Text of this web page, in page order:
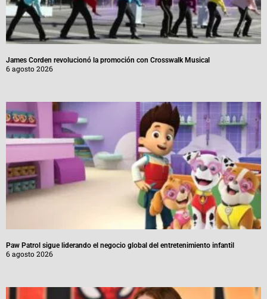
James Corden revolucionó la promoción con Crosswalk Musical
6 agosto 2026
Paw Patrol sigue liderando el negocio global del entretenimiento infantil
6 agosto 2026